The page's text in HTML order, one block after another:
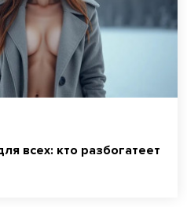
всех: кто разбогатеет